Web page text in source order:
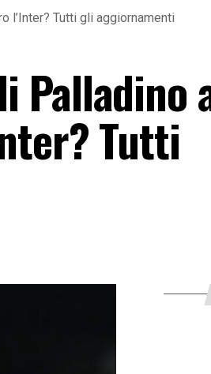
l’Inter? Tutti gli aggiornamenti
Palladino
Tutti